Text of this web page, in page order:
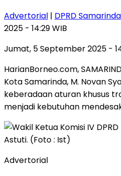
Advertorial | DPRD Samarinda
2025 - 14:29 WIB
Jumat, 5 September 2025 -
HarianBorneo.com,
Kota Samarinda, M. Novan
keberadaan aturan khusus
menjadi kebutuhan
Advertorial